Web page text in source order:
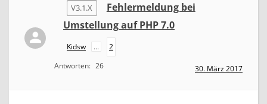
V3.1.X
Fehlermeldung bei
Umstellung auf PHP 7.0
Kidsw ...
2
Antworten: 26 30. März 2017